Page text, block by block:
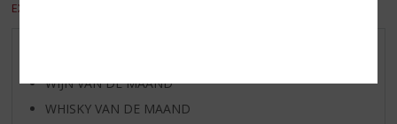
EXCL. BTW
WIJN VAN DE MAAND
WHISKY VAN DE MAAND